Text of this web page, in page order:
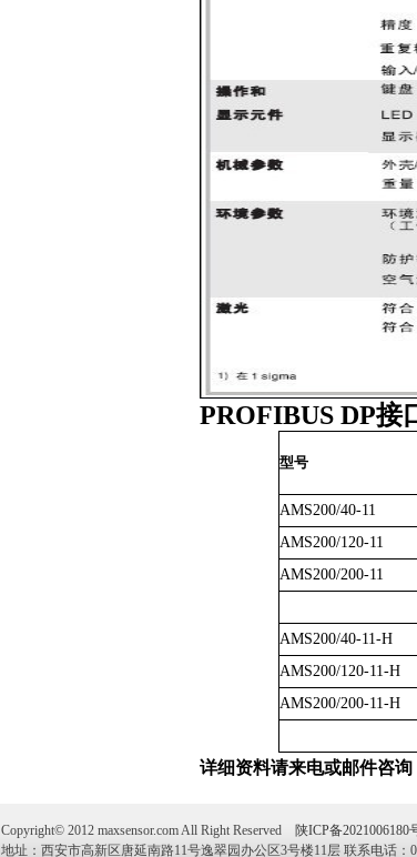
PROFIBUS DP接
型号
AMS200/40-11
AMS200/120-11
AMS200/200-11
AMS200/40-11-H
AMS200/120-11-H
AMS200/200-11-H
详细资料请来电或邮件咨询
Copyright© 2012 maxsensor.com All Right Reserved 陕ICP备2021006180
地址：西安市高新区唐延南路11号逸翠园办公区3号楼11层 联系电话：